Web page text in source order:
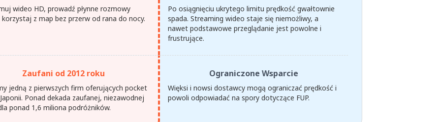
wideo HD, prowadź płynne rozmowy
z map bez przerw od rana do nocy.
Po osiągnięciu ukrytego limitu prędkość gwałtownie
spada. Streaming wideo staje się niemożliwy, a
nawet podstawowe przeglądanie jest powolne i
frustrujące.
Zaufani od 2012 roku
jedną z pierwszych firm oferujących pocket
Ponad dekada zaufanej, niezawodnej
ponad 1,6 miliona podróżników.
Ograniczone Wsparcie
Więksi i nowsi dostawcy mogą ograniczać prędkość i
powoli odpowiadać na spory dotyczące FUP.